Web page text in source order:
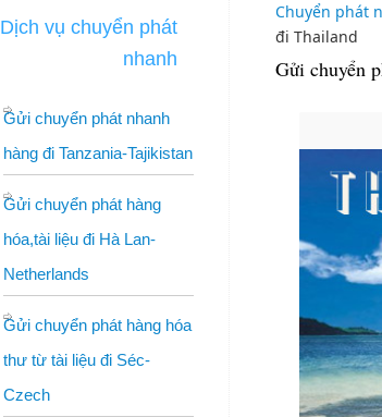
Chuyển phát
đi Thailand
Gửi chuyển
Dịch vụ chuyển phát
nhanh
Gửi chuyển phát nhanh
hàng đi Tanzania-Tajikistan
Gửi chuyển phát hàng
hóa,tài liệu đi Hà Lan-
Netherlands
Gửi chuyển phát hàng hóa
thư từ tài liệu đi Séc-
Czech